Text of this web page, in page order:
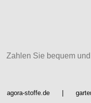
auf
gewählt
Zahlen Sie bequem
agora-stoffe.de